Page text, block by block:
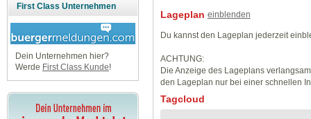
First Class Unternehmen
Dein Unternehmen hier?
Werde First Class Kunde!
Lageplan einblenden
Du kannst den Lageplan jederzeit
ACHTUNG:
Die Anzeige des Lageplans
den Lageplan nur bei einer schnellen
Tagcloud